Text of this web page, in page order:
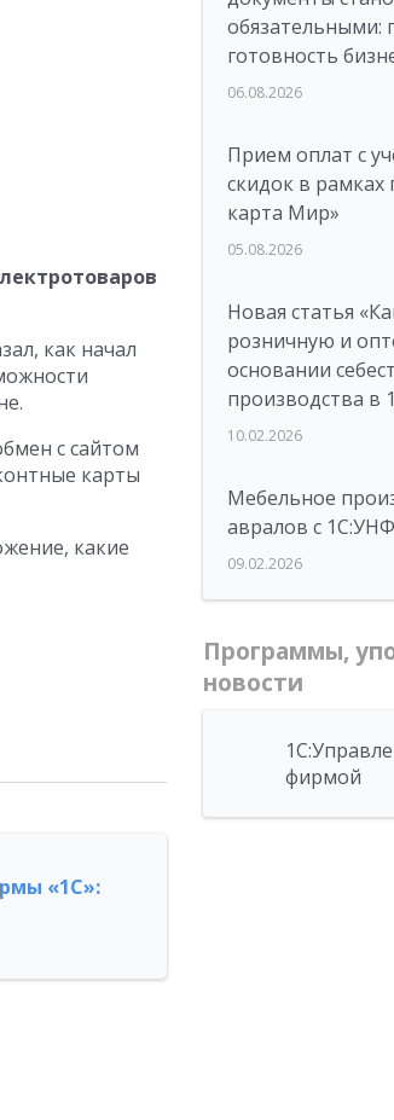
как начал
с сайтом
карты
какие
«1С»:
обязательными:
готовность
06.08.2026
Прием оплат с
скидок в рамках
карта Мир»
05.08.2026
Новая статья
розничную и
основании
производства в
10.02.2026
Мебельное
авралов с 1С:УНФ
09.02.2026
Программы,
новости
фирмой